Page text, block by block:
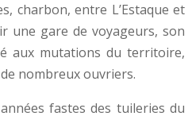
charbon, entre L’Estaque et
une gare de voyageurs, son
aux mutations du territoire,
nombreux ouvriers.
fastes des tuileries du